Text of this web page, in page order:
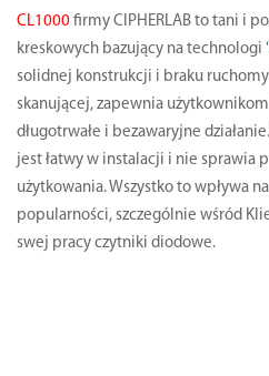
CL1000 firmy CIPHERLAB to tani i
kreskowych bazujący na technologi "
solidnej konstrukcji i braku
skanującej, zapewnia
długotrwałe i bezawaryjne
jest łatwy w instalacji i nie sprawia
użytkowania. Wszystko to wpływa
popularności, szczególnie wśród
swej pracy czytniki diodowe.